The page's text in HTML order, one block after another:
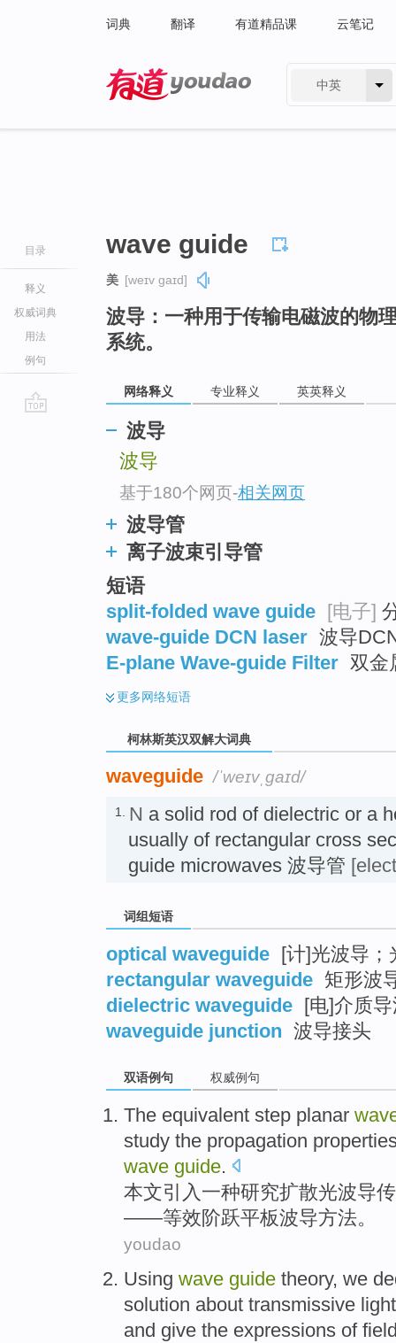
词典 翻译 有道精品课 云笔记
中英
目录
释义
权威词典
用法
例句
wave guide
美 [weɪv ɡaɪd]
波导：一种用于传输电磁波的物
系统。
网络释义 专业释义 英英释义
波导
波导
基于180个网页-相关网页
波导管
离子波束引导管
短语
split-folded wave guide
[电子]
wave-guide DCN laser 波导
E-plane Wave-guide Filter 双金
更多网络短语
柯林斯英汉双解大词典
waveguide /ˈweɪvˌɡaɪd/
1. N a solid rod of dielectric or a
usually of rectangular cross
guide microwaves 波导管
词组短语
optical waveguide [计]光波导；
rectangular waveguide 矩形波
dielectric waveguide [电]介质
waveguide junction 波导接头
双语例句 权威例句
The equivalent step planar
study the propagation
wave guide.
本文引入一种研究扩散光波导
——等效阶跃平板波导方法。
youdao
Using wave guide theory, we
solution about transmissive light
and give the expressions of